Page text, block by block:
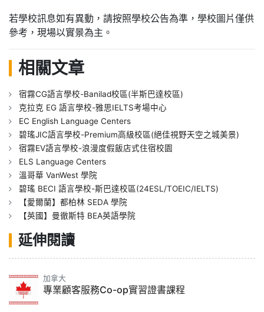
若學校訊息如有異動，請按照學校公告為準，學校圖片僅供
參考，現場以實景為主。
相關文章
宿霧CG語言學校-Banilad校區(半斯巴達校區)
克拉克 EG 語言學校-雅思IELTS考場中心
EC English Language Centers
碧瑤JIC語言學校-Premium高級校區(絕佳視野天空之城美景)
宿霧EV語言學校-浪漫度假飯店式住宿校園
ELS Language Centers
溫哥華 VanWest 學院
碧瑤 BECI 語言學校-斯巴達校區(24ESL/TOEIC/IELTS)
【愛爾蘭】都柏林 SEDA 學院
【英國】曼徹斯特 BEA英語學院
延伸閱讀
加拿大
專業顧客服務Co-op實習證書課程